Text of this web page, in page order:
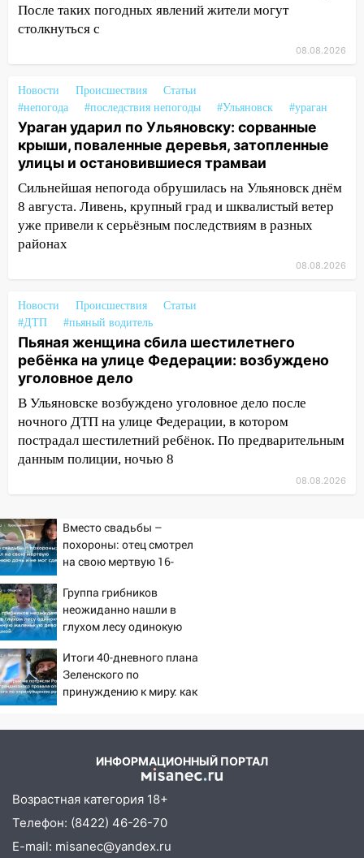
13:49 Стихия продолжает крушить
Ульяновск: дерево рухнуло на дом на
13:47
На Нижней Террасе мощным
ветром вырвало дерево с корнем
13:46 Сильный ветер сорвал крышу с
СТО на проспекте Созидателей
13:35 Непогода продолжает бить по
транспорту: в Ульяновске трамвай
сошёл с рельсов
13:22
закончится сегодня: сильные ливни
сохранятся 9 августа
13:15 Трижды «брал в долг» без спроса:
житель Вешкаймского района похитил у
знакомого 191 тысячу рублей
13:14 Ураган оторвал светофор на
проспекте Филатова в Ульяновске
Дерево пробило крышу дома на
13:10
В Заволжском районе дерево
упало во дворе
13:08
Ураган ударил по Ульяновску:
сорванные крыши, поваленные деревья,
затопленные улицы и остановившиеся
трамваи
12:17
Ульяновск накрыл крупный град:
после ливня город снова уходит под
воду
ДТП с шестилетним ребёнком на улице
12:01 Пьяная женщина сбила
шестилетнего ребёнка на улице
Федерации: возбуждено уголовное дело
После таких погодных явлений жители могут
столкнуться с
08.08.2026
Новости Происшествия
Статьи
#непогода
#последствия непогоды #Ульяновск #ураган
Ураган ударил по Ульяновску: сорванные
крыши, поваленные деревья, затопленные
улицы и остановившиеся трамваи
Сильнейшая непогода обрушилась на Ульяновск днём
8 августа. Ливень, крупный град и шквалистый ветер
уже привели к серьёзным последствиям в разных
районах
08.08.2026
Новости Происшествия
Статьи
#ДТП
#пьяный водитель
Пьяная женщина сбила шестилетнего
ребёнка на улице Федерации: возбуждено
уголовное дело
В Ульяновске возбуждено уголовное дело после
ночного ДТП на улице Федерации, в котором
пострадал шестилетний ребёнок. По предварительным
данным полиции, ночью 8
08.08.2026
Вместо свадьбы –
похороны: отец смотрел
на свою мертвую 16-
сдержать слезы
Группа грибников
неожиданно нашли в
глухом лесу одинокую
девочку с игрушкой
Итоги 40-дневного плана
Зеленского по
принуждению к миру: как
ИНФОРМАЦИОННЫЙ ПОРТАЛ
Возрастная категория 18+
Телефон: (8422) 46-26-70
E-mail: misanec@yandex.ru